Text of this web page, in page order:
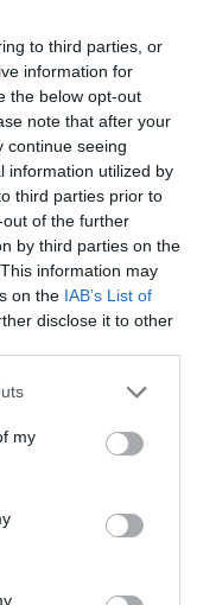
to third parties, or
information for
the below opt-out
note that after your
continue seeing
information utilized by
third parties prior to
of the further
by third parties on the
information may
on the IAB’s List of
disclose it to other
one or more Google
You may click to
third-party tags to
in below Google
my
της
και